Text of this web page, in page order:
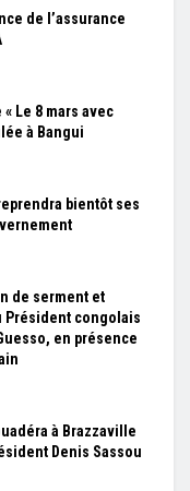
de l’assurance
Le 8 mars avec
à Bangui
bientôt ses
de serment et
congolais
en présence
à Brazzaville
Denis Sassou